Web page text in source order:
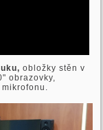
obložky stěn v
obrazovky,